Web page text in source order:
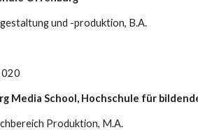
und -produktion, B.A.
Media School, Hochschule für
Produktion, M.A.